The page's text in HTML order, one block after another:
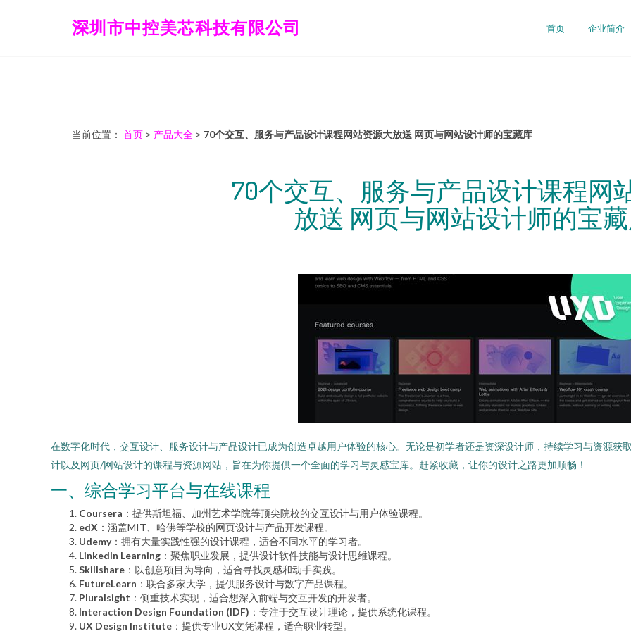
深圳市中控美芯科技有限公司 首页 企业简介
当前位置： 首页 > 产品大全 > 70个交互、服务与产品设计课程网站资源大放送 网页与网站设计师的宝藏库
70个交互、服务与产品设计课程网
放送 网页与网站设计师的宝
在数字化时代，交互设计、服务设计与产品设计已成为创造卓越用户体验的核心。无论是初学者还是资深设计师，持续学习与资源
计以及网页/网站设计的课程与资源网站，旨在为你提供一个全面的学习与灵感宝库。赶紧收藏，让你的设计之路更加顺畅！
一、综合学习平台与在线课程
Coursera ：提供斯坦福、加州艺术学院等顶尖院校的交互设计与用户体验课程。
edX ：涵盖MIT、哈佛等学校的网页设计与产品开发课程。
Udemy：拥有大量实践性强的设计课程，适合不同水平的学习者。
LinkedIn Learning ：聚焦职业发展，提供设计软件技能与设计思维课程。
Skillshare ：以创意项目为导向，适合寻找灵感和动手实践。
FutureLearn ：联合多家大学，提供服务设计与数字产品课程。
Pluralsight ：侧重技术实现，适合想深入前端与交互开发的开发者。
Interaction Design Foundation (IDF) ：专注于交互设计理论，提供系统化课程。
UX Design Institute ：提供专业UX文凭课程，适合职业转型。